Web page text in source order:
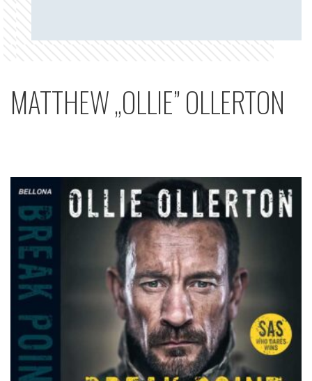
MATTHEW „OLLIE” OLLERTON